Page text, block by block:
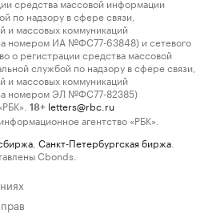
по надзору в сфере связи,
и массовых коммуникаций
номером ИА №ФС77-63848) и сетевого
о регистрации средства массовой
службой по надзору в сфере связи,
и массовых коммуникаций
номером ЭЛ №ФС77-82385)
18+ letters@rbc.ru
агентство «РБК».
Санкт-Петербургская биржа
Cbonds.